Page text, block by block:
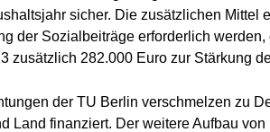
sicher. Die zusätzlichen Mittel
der Sozialbeiträge erforderlich
zusätzlich 282.000 Euro zur Stärkung
der TU Berlin verschmelzen zu
Land finanziert. Der weitere Aufbau